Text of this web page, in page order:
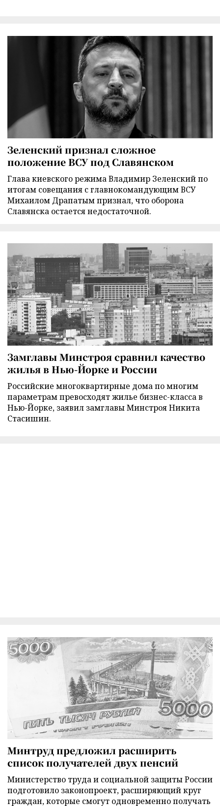
Зеленский признал сложное
положение ВСУ под Славянском
Глава киевского режима Владимир Зеленский по
итогам совещания с главнокомандующим ВСУ
Михаилом Драпатым признал, что оборона
Славянска остается недостаточной.
Замглавы Минстроя сравнил качество
жилья в Нью-Йорке и России
Российские многоквартирные дома по многим
параметрам превосходят жилье бизнес-класса в
Нью-Йорке, заявил замглавы Минстроя Никита
Стасишин.
Минтруд предложил расширить
список получателей двух пенсий
Министерство труда и социальной защиты России
подготовило законопроект, расширяющий круг
граждан, которые смогут одновременно получать